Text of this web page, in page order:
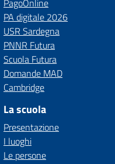
PagoOnline
PA digitale 2026
USR Sardegna
PNNR Futura
Scuola Futura
Domande MAD
Cambridge
La scuola
Presentazione
I luoghi
Le persone